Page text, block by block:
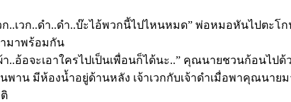
วก..เวก..ดำ..ดำ..บ๊ะไอ้พวกนี้ไปไหนหมด” พ่อหมอหันไปตะโ
มาพร้อมกัน
..อ้อจะเอาใครไปเป็นเพื่อนก็ได้นะ..” คุณนายชวนก้อนไ
พาน มีห้องน้ำอยู่ด้านหลัง เจ้าเวกกับเจ้าดำเมื่อพาคุณนา